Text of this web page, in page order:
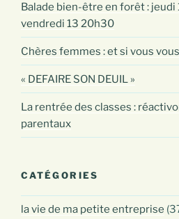
Balade bien-être en forêt : jeudi
vendredi 13 20h30
Chères femmes : et si vous
« DEFAIRE SON DEUIL »
La rentrée des classes :
parentaux
CATÉGORIES
la vie de ma petite entreprise